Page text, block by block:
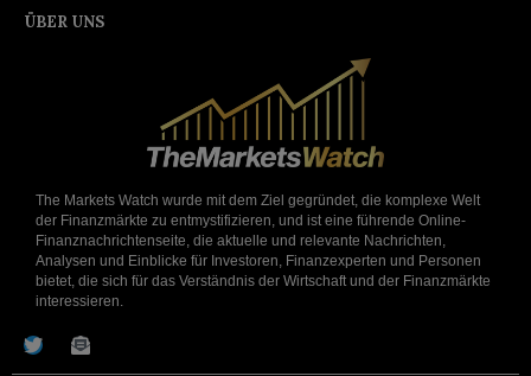
ÜBER UNS
The Markets Watch wurde mit dem Ziel gegründet, die komplexe Welt
der Finanzmärkte zu entmystifizieren, und ist eine führende Online-
Finanznachrichtenseite, die aktuelle und relevante Nachrichten,
Analysen und Einblicke für Investoren, Finanzexperten und Personen
bietet, die sich für das Verständnis der Wirtschaft und der Finanzmärkte
interessieren.